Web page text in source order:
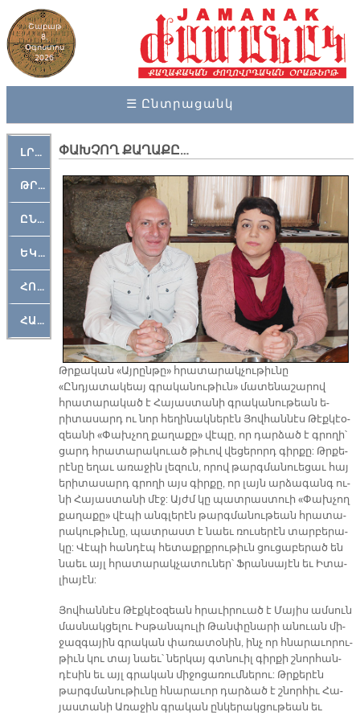
Շաբաթ
8,
Օգոստոս
2026
☰ Ընտրացանկ
ԼՐԱՀՈՍ
ԹՐՔԱՀԱՅ ԿԵԱՆՔ
ԸՆԿԵՐԱՄՇԱԿՈՒԹԱՅԻՆ
ԵԿԵՂԵՑԱԿԱՆ
ՀՈԳԵՄՏԱՒՈՐ
ՀԱՐԹԱԿ
ՓԱԽՉՈՂ ՔԱՂԱՔԸ…
Թրքա­կան «Այ­րըն­թը» հրատարակչու­թիւնը
«Ընդյատակեայ գրականութիւն» մատենաշա­րով
հրատարակած է Հայաս­տա­նի գրականու­թեան ե­
րիտասարդ ու նոր հեղինակ­ներէն Յովհան­նէս Թէքկէօ­
զեա­նի «Փախչող քաղաքը» վէպը, որ դար­ձած է գրո­ղի՝
ցարդ հրա­տա­րա­կուած թի­ւով վե­ցե­րորդ գիր­քը: Թր­քե­
րէ­նը ե­ղաւ ա­ռա­ջին լե­զուն, ո­րով թարգ­մա­նուե­ցաւ հայ
ե­րի­տա­սարդ գրո­ղի այս գիր­քը, որ լայն ար­ձա­գանգ ու­
նի Հա­յաս­տա­նի մէջ: Այժմ կը պատ­րաս­տուի «Փախչող
քաղաքը» վէպի անգ­լե­րէն թարգ­մա­նու­թեան հրա­տա­
րա­կու­թիւ­նը, պատ­րաստ է նաեւ ռու­սե­րէն տար­բե­րա­
կը: Վէ­պի հան­դէպ հե­տաքրք­րու­թիւն ցու­ցա­բե­րած են
նաեւ այլ հրա­տա­րակ­չատու­ն­եր՝ Ֆրան­սա­յէն եւ Ի­տա­
լիա­յէն:
Յով­հան­նէս Թէք­կէօ­զեա­ն հրա­ւի­րուած է Մա­յիս ամ­սուն
մաս­նակ­ցե­լու Իս­թան­պու­լի Թան­փը­նա­րի ա­նուան մի­
ջազ­գա­յին գրա­կան փա­ռա­տօ­նին, ին­չ որ հնա­րա­ւո­րու­
թիւն կու տայ նաեւ՝ ներ­կայ գտնուիլ գիր­քի շնոր­հան­
դէ­սին եւ այլ գրա­կան մի­ջո­ցա­ռում­նե­րու: Թրքե­րէն
թարգ­մա­նու­թիւ­նը հնա­րա­ւոր դար­ձած է շնոր­հիւ Հա­
յաս­տա­նի Ա­ռա­ջին գրա­կան ընկերակցու­թեան եւ